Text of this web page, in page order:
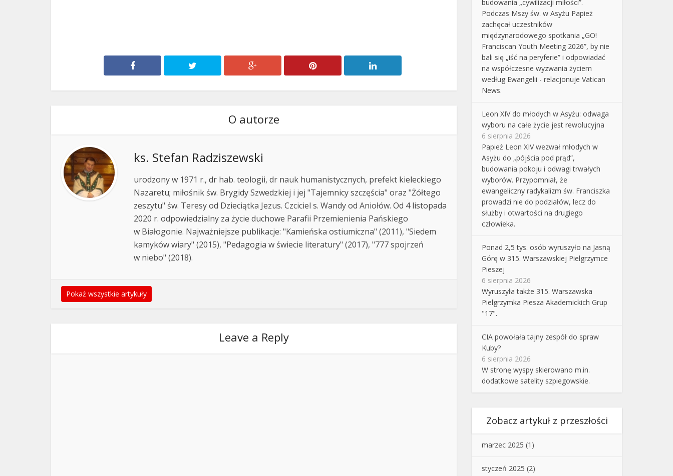
O autorze
ks. Stefan Radziszewski
urodzony w 1971 r., dr hab. teologii, dr nauk humanistycznych, prefekt kieleckiego
Nazaretu; miłośnik św. Brygidy Szwedzkiej i jej "Tajemnicy szczęścia" oraz "Żółtego
zeszytu" św. Teresy od Dzieciątka Jezus. Czciciel s. Wandy od Aniołów. Od 4 listopada
2020 r. odpowiedzialny za życie duchowe Parafii Przemienienia Pańskiego
w Białogonie. Najważniejsze publikacje: "Kamieńska ostiumiczna" (2011), "Siedem
kamyków wiary" (2015), "Pedagogia w świecie literatury" (2017), "777 spojrzeń
w niebo" (2018).
Pokaż wszystkie artykuły
Leave a Reply
budowania „cywilizacji miłości”.
Podczas Mszy św. w Asyżu Papież
zachęcał uczestników
międzynarodowego spotkania „GO!
Franciscan Youth Meeting 2026”, by nie
bali się „iść na peryferie” i odpowiadać
na współczesne wyzwania życiem
według Ewangelii - relacjonuje Vatican
News.
Leon XIV do młodych w Asyżu: odwaga
wyboru na całe życie jest rewolucyjna
6 sierpnia 2026
Papież Leon XIV wezwał młodych w
Asyżu do „pójścia pod prąd”,
budowania pokoju i odwagi trwałych
wyborów. Przypomniał, że
ewangeliczny radykalizm św. Franciszka
prowadzi nie do podziałów, lecz do
służby i otwartości na drugiego
człowieka.
Ponad 2,5 tys. osób wyruszyło na Jasną
Górę w 315. Warszawskiej Pielgrzymce
Pieszej
6 sierpnia 2026
Wyruszyła także 315. Warszawska
Pielgrzymka Piesza Akademickich Grup
"17".
CIA powołała tajny zespół do spraw
Kuby?
6 sierpnia 2026
W stronę wyspy skierowano m.in.
dodatkowe satelity szpiegowskie.
Zobacz artykuł z przeszłości
marzec 2025 (1)
styczeń 2025 (2)